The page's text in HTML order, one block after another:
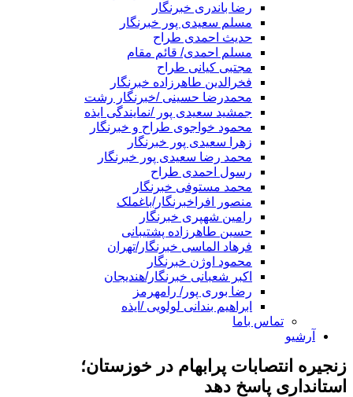
رضا باندری خبرنگار
مسلم سعیدی پور خبرنگار
حدیث احمدی طراح
مسلم احمدی/ قائم مقام
مجتبی کیانی طراح
فخرالدین طاهرزاده خبرنگار
محمدرضا حسینی /خبرنگار رشت
جمشید سعیدی پور /نمایندگی ایذه
محمود خواجوی طراح و خبرنگار
زهرا سعیدی پور خبرنگار
محمد رضا سعیدی پور خبرنگار
رسول احمدی طراح
محمد مستوفی خبرنگار
منصور افراخبرنگار/باغملک
رامین شهپری خبرنگار
حسین طاهرزاده پشتیبانی
فرهاد الماسی خبرنگار/تهران
محمود اوژن خبرنگار
اکبر شعبانی خبرنگار/هندیجان
رضا بوری پور/ رامهرمز
ابراهیم بندانی لولویی /ایذه
تماس باما
آرشیو
زنجیره انتصابات پرابهام در خوزستان؛
استانداری پاسخ دهد